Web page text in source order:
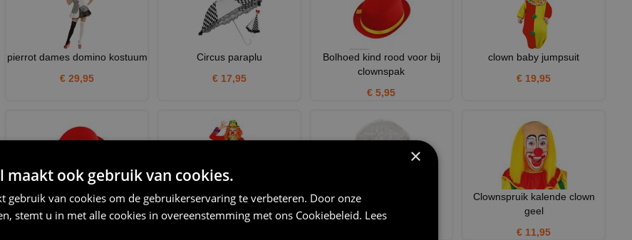
pierrot dames domino kostuum
€ 29,95
Circus paraplu
€ 17,95
Bolhoed kind rood voor bij
clownspak
€ 5,95
clown baby jumpsuit
€ 19,95
Rode bolhoed met gele band
€ 5,95
Slipjas rode clown dames
€ 39,95
Pruik clown wit
€ 9,75
Clownspruik kalende clown
geel
€ 11,95
×
maakt ook gebruik van cookies.
gebruik van cookies om de gebruikerservaring te verbeteren. Door onze
stemt u in met alle cookies in overeenstemming met ons Cookiebeleid. Lees